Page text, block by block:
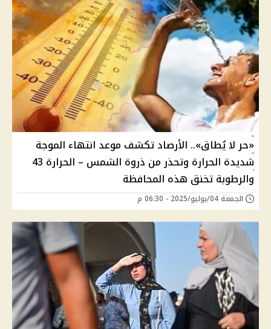
«حر لا يُطاق».. الأرصاد تكشف موعد انتهاء الموجة
شديدة الحرارة وتحذر من ذروة الشمس – الحرارة 43
والرطوبة تخنق هذه المحافظة
الجمعة 04/يوليو/2025 - 06:30 م